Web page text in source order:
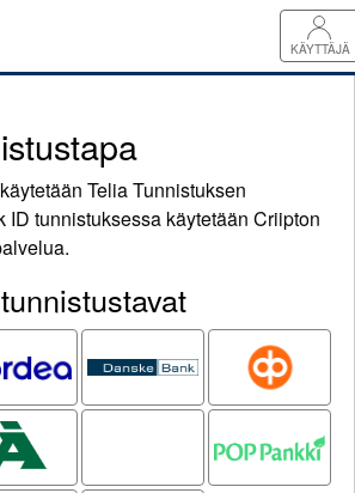
KÄYTTÄJÄ
Telia Tunnistuksen
ID tunnistuksessa käytetään Criipton
Bank
OP